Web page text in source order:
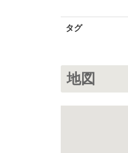
タグ
地図